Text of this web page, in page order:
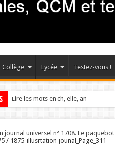
Collège Lycée Testez-vous !
Lire les mots en ch, elle, an
journal universel n° 1708. Le
/ 1875-illusrtation-jounal_Page_311